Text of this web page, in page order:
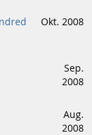
Okt. 2008
Sep.
2008
Aug.
2008